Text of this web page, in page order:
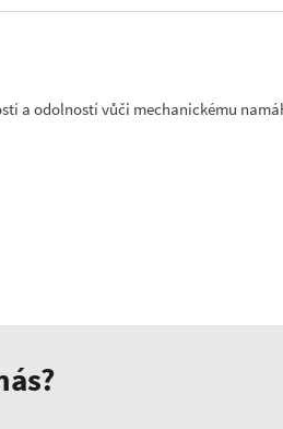
a odolností vůči mechanickému